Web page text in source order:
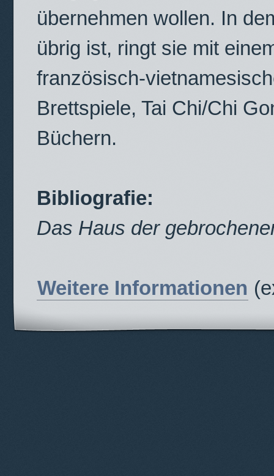
übernehmen wollen. In
übrig ist, ringt sie mit
französisch-
Brettspiele, Tai Chi/Chi
Büchern.
Bibliografie:
Das Haus der
Weitere Informationen